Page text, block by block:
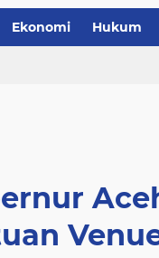
Ekonomi Hukum